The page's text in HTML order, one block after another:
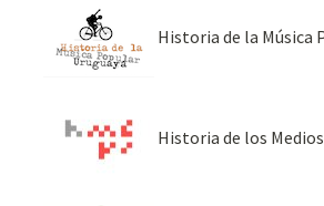
Historia de la Música
Historia de los Medios